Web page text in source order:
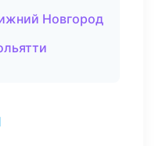
Новгород